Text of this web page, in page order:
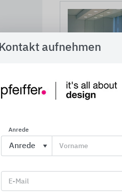
MODULA10® | LAC
Frankfurt | ©H.G.
Modula10®
gestalterische
Kontakt aufnehmen
Anrede
Vorname
E-Mail